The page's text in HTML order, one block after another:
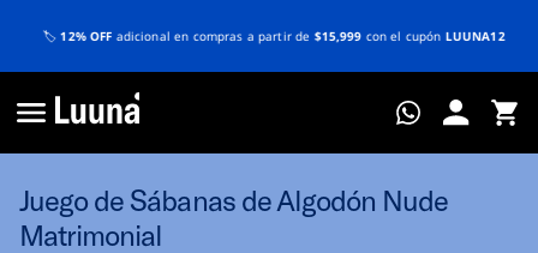
🏷️12% OFF adicional en compras a partir de $15,999con el cupónLUUNA12
Juego de Sábanas de Algodón Nude
Matrimonial